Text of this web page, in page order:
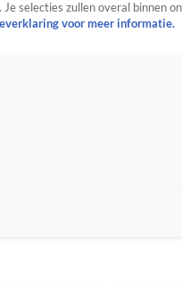
selecties zullen overal binnen
voor meer informatie.